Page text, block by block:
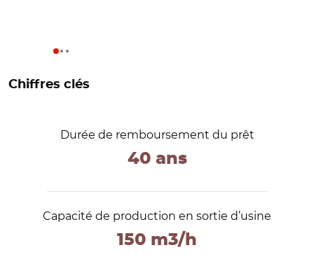
Chiffres clés
Durée de remboursement du prêt
40 ans
Capacité de production en sortie d’usine
150 m3/h